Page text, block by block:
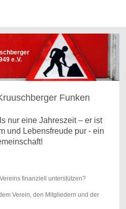
e.V.
Funken
nur eine Jahreszeit – er ist
und Lebensfreude pur - ein
finanziell unterstützen?
Verein, den Mitgliedern und der